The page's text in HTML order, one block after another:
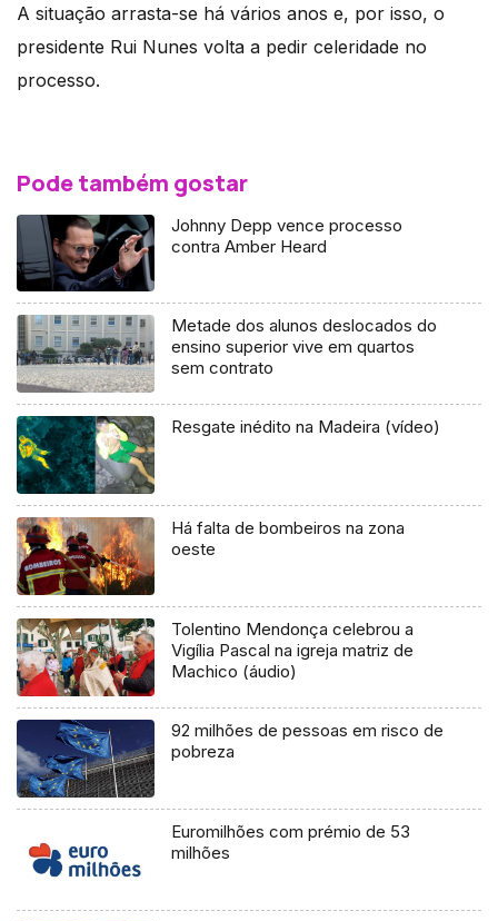
A situação arrasta-se há vários anos e, por isso, o
presidente Rui Nunes volta a pedir celeridade no
processo.
Pode também gostar
Johnny Depp vence processo
contra Amber Heard
Metade dos alunos deslocados do
ensino superior vive em quartos
sem contrato
Resgate inédito na Madeira (vídeo)
Há falta de bombeiros na zona
oeste
Tolentino Mendonça celebrou a
Vigília Pascal na igreja matriz de
Machico (áudio)
92 milhões de pessoas em risco de
pobreza
Euromilhões com prémio de 53
milhões